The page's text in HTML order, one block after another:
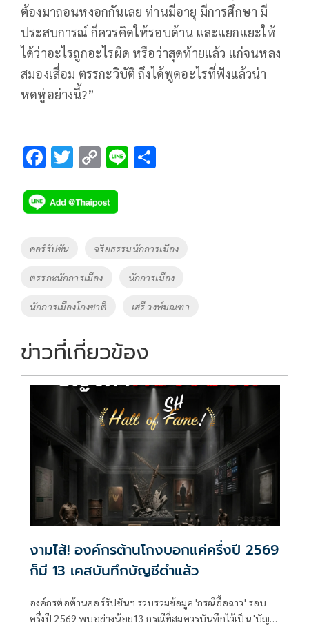
ต้องมาถอนหงอกกันเลย ท่านมีอายุ มีการศึกษา มี
ประสบการณ์ ก็ควรคิดให้รอบด้าน และแยกแยะให้
ได้ว่าอะไรถูกอะไรผิด หรือว่าสุดท้ายแล้ว แก่จนหลง
สมองเสื่อม ตรรกะวิบัติ ถึงได้พูดอะไรที่ฟังแล้วน่า
หดหู่อย่างนี้?”
F
e
b
o
k
T
tt
er
C
p
y
Li
k
Li
Tags
คอร์รัปชัน จริยธรรมนักการเมือง
ตรรกะนักการเมือง นักการเมือง
นักการเมืองโกงชาติ เสรี วงษ์มณฑา
ข่าวที่เกี่ยวข้อง
งามไส้! องค์กรต้านโกงบอกแค่ครึ่งปี 2569
ก็มี 13 เคสบันทึกบัญชีดำแล้ว
องค์กรต่อต้านคอร์รัปชันฯ รวบรวมข้อมูล 'กรณีอื้อฉาว' รอบ
ครึ่งปี 2569 พบอย่างน้อย13 กรณีที่สมควรบันทึกไว้เป็น 'บัญชี